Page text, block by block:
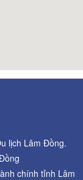
lịch Lâm Đồng.
chính tỉnh Lâm